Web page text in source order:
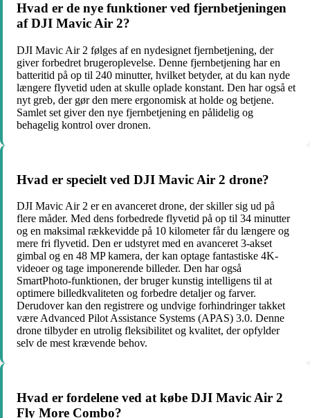
Hvad er de nye funktioner ved fjernbetjeningen
af DJI Mavic Air 2?
DJI Mavic Air 2 følges af en nydesignet fjernbetjening, der
giver forbedret brugeroplevelse. Denne fjernbetjening har en
batteritid på op til 240 minutter, hvilket betyder, at du kan nyde
længere flyvetid uden at skulle oplade konstant. Den har også et
nyt greb, der gør den mere ergonomisk at holde og betjene.
Samlet set giver den nye fjernbetjening en pålidelig og
behagelig kontrol over dronen.
Hvad er specielt ved DJI Mavic Air 2 drone?
DJI Mavic Air 2 er en avanceret drone, der skiller sig ud på
flere måder. Med dens forbedrede flyvetid på op til 34 minutter
og en maksimal rækkevidde på 10 kilometer får du længere og
mere fri flyvetid. Den er udstyret med en avanceret 3-akset
gimbal og en 48 MP kamera, der kan optage fantastiske 4K-
videoer og tage imponerende billeder. Den har også
SmartPhoto-funktionen, der bruger kunstig intelligens til at
optimere billedkvaliteten og forbedre detaljer og farver.
Derudover kan den registrere og undvige forhindringer takket
være Advanced Pilot Assistance Systems (APAS) 3.0. Denne
drone tilbyder en utrolig fleksibilitet og kvalitet, der opfylder
selv de mest krævende behov.
Hvad er fordelene ved at købe DJI Mavic Air 2
Fly More Combo?